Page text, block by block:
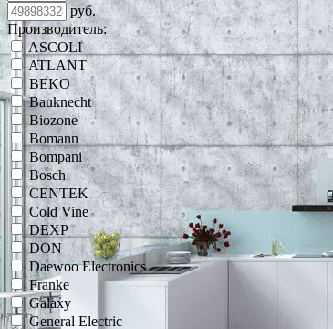
руб.
Производитель:
ASCOLI
ATLANT
BEKO
Bauknecht
Biozone
Bomann
Bompani
Bosch
CENTEK
Cold Vine
DEXP
DON
Daewoo Electronics
Franke
Galaxy
General Electric